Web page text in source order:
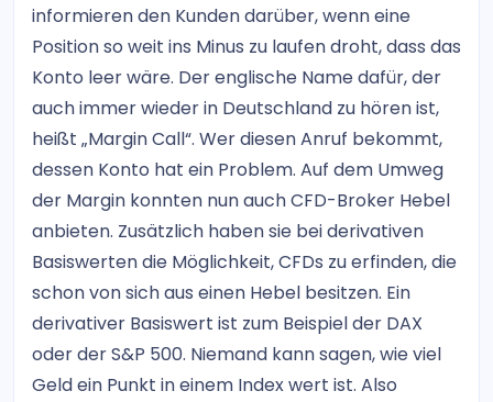
informieren den Kunden darüber, wenn eine
Position so weit ins Minus zu laufen droht, dass das
Konto leer wäre. Der englische Name dafür, der
auch immer wieder in Deutschland zu hören ist,
heißt „Margin Call“. Wer diesen Anruf bekommt,
dessen Konto hat ein Problem. Auf dem Umweg
der Margin konnten nun auch CFD-Broker Hebel
anbieten. Zusätzlich haben sie bei derivativen
Basiswerten die Möglichkeit, CFDs zu erfinden, die
schon von sich aus einen Hebel besitzen. Ein
derivativer Basiswert ist zum Beispiel der DAX
oder der S&P 500. Niemand kann sagen, wie viel
Geld ein Punkt in einem Index wert ist. Also